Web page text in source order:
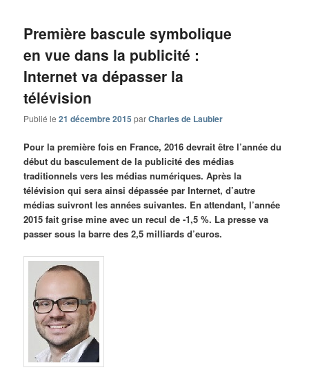
Première bascule symbolique
en vue dans la publicité :
Internet va dépasser la
télévision
Publié le21 décembre 2015 parCharles de Laubier
Pour la première fois en France, 2016 devrait être l’année du
début du basculement de la publicité des médias
traditionnels vers les médias numériques. Après la
télévision qui sera ainsi dépassée par Internet, d’autre
médias suivront les années suivantes. En attendant, l’année
2015 fait grise mine avec un recul de -1,5 %. La presse va
passer sous la barre des 2,5 milliards d’euros.